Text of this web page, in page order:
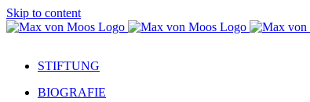
Skip to content
STIFTUNG
BIOGRAFIE